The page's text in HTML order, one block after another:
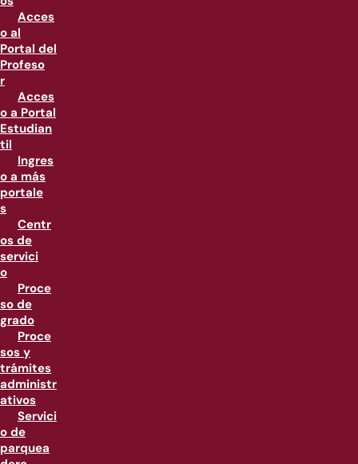
Acces
o al
Portal del
Profeso
r
Acces
o a Portal
Estudian
til
Ingres
o a más
portale
s
Centr
os de
servici
o
Proce
so de
grado
Proce
sos y
trámites
administr
ativos
Servici
o de
parquea